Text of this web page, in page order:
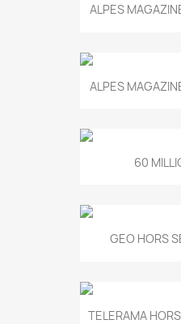
ALPES
ALPES
60
GEO HORS
TELERAMA